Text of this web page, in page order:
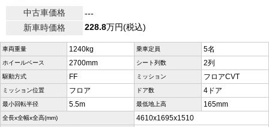
中古車価格
---
新車時価格
228.8万円(税込)
車両重量 1240kg 乗車定員 5名
ホイールベース 2700mm シート列数 2列
駆動方式 FF ミッション フロアCVT
ミッション位置 フロア ドア数 4ドア
最小回転半径 5.5m 最低地上高 165mm
全長x全幅x全高(mm) 4610x1695x1510